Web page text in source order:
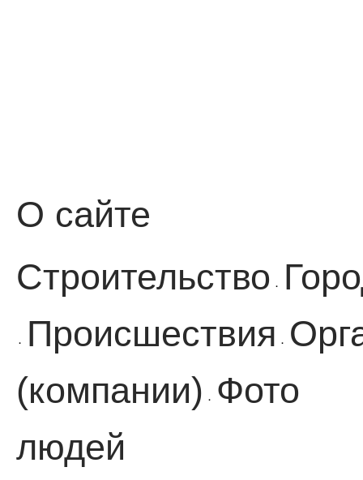
О сайте
Строительство ·
· Происшествия ·
(компании)
·
Фото
людей